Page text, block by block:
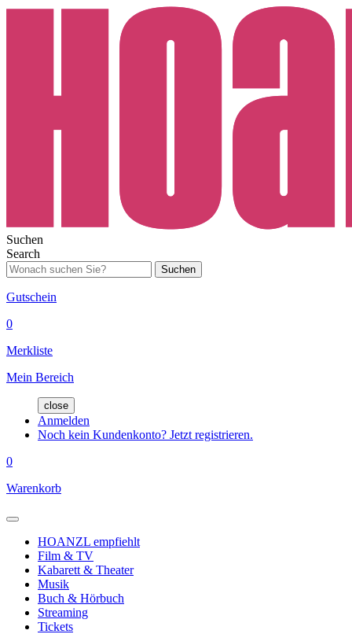
Suchen
Search
Suchen
Gutschein
0
Merkliste
Mein Bereich
close
Anmelden
Noch kein Kundenkonto? Jetzt registrieren.
0
Warenkorb
HOANZL empfiehlt
Film & TV
Kabarett & Theater
Musik
Buch & Hörbuch
Streaming
Tickets